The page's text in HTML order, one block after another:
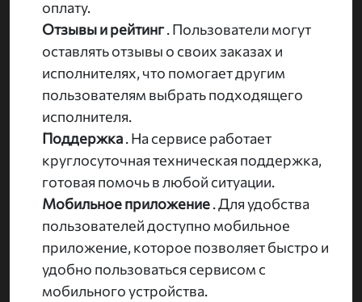
оплату.
Отзывы и рейтинг. Пользователи могут
оставлять отзывы о своих заказах и
исполнителях, что помогает другим
пользователям выбрать подходящего
исполнителя.
Поддержка. На сервисе работает
круглосуточная техническая поддержка,
готовая помочь в любой ситуации.
Мобильное приложение. Для удобства
пользователей доступно мобильное
приложение, которое позволяет быстро и
удобно пользоваться сервисом с
мобильного устройства.